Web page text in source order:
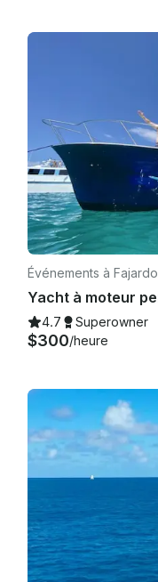
Événements à Fajardo
4.7 Superowner
$300/heure